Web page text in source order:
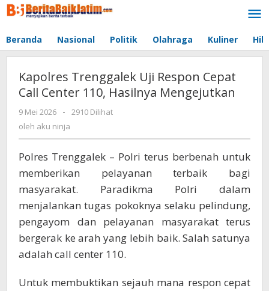
Lewati
ke
Beranda Nasional Politik Olahraga Kuliner
Kapolres Trenggalek Uji Respon Cepat
Call Center 110, Hasilnya Mengejutkan
9 Mei 2026
oleh
aku
ninja
-
2910 Dilihat
oleh aku ninja
Polres Trenggalek – Polri terus berbenah untuk
memberikan pelayanan terbaik bagi
masyarakat. Paradikma Polri dalam
menjalankan tugas pokoknya selaku pelindung,
pengayom dan pelayanan masyarakat terus
bergerak ke arah yang lebih baik. Salah satunya
adalah call center 110.
Untuk membuktikan sejauh mana respon cepat